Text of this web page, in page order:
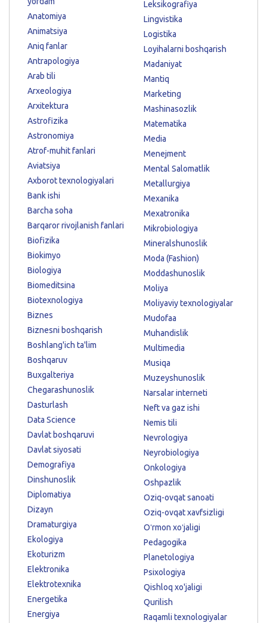
Anatomiya
Animatsiya
Aniq fanlar
Antrapologiya
Arab tili
Arxeologiya
Arxitektura
Astrofizika
Astronomiya
Atrof-muhit fanlari
Aviatsiya
Axborot texnologiyalari
Bank ishi
Barcha soha
Barqaror rivojlanish fanlari
Biofizika
Biokimyo
Biologiya
Biomeditsina
Biotexnologiya
Biznes
Biznesni boshqarish
Boshlang'ich ta'lim
Boshqaruv
Buxgalteriya
Chegarashunoslik
Dasturlash
Data Science
Davlat boshqaruvi
Davlat siyosati
Demografiya
Dinshunoslik
Diplomatiya
Dizayn
Dramaturgiya
Ekologiya
Ekoturizm
Elektronika
Elektrotexnika
Energetika
Energiya
Leksikografiya
Lingvistika
Logistika
Loyihalarni boshqarish
Madaniyat
Mantiq
Marketing
Mashinasozlik
Matematika
Media
Menejment
Mental Salomatlik
Metallurgiya
Mexanika
Mexatronika
Mikrobiologiya
Mineralshunoslik
Moda (Fashion)
Moddashunoslik
Moliya
Moliyaviy texnologiyalar
Mudofaa
Muhandislik
Multimedia
Musiqa
Muzeyshunoslik
Narsalar interneti
Neft va gaz ishi
Nemis tili
Nevrologiya
Neyrobiologiya
Onkologiya
Oshpazlik
Oziq-ovqat sanoati
Oziq-ovqat xavfsizligi
Oʻrmon xoʻjaligi
Pedagogika
Planetologiya
Psixologiya
Qishloq xo'jaligi
Qurilish
Raqamli texnologiyalar